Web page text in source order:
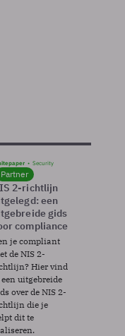
Security
Partner
2-richtlijn
een
gids
compliance
je compliant
de NIS 2-
Hier vind
uitgebreide
over de NIS 2-
die je
dit te